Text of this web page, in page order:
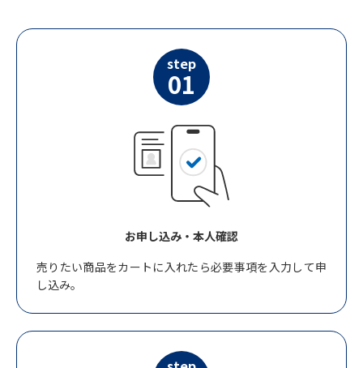
step
01
お申し込み・本人確認
売りたい商品をカートに入れたら必要事項を入力して申
し込み。